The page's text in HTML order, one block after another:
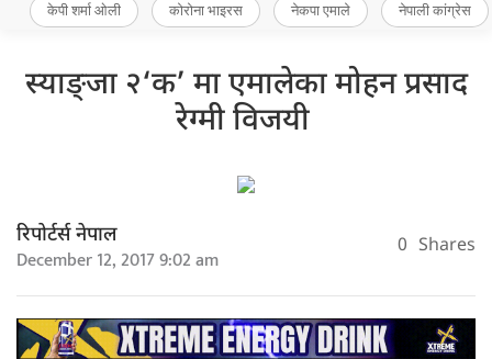
केपी शर्मा ओली कोरोना भाइरस नेकपा एमाले नेपाली कांग्रेस
स्याङ्जा २‘क’ मा एमालेका मोहन प्रसाद
रेग्मी विजयी
रिपोर्टर्स नेपाल
December 12, 2017 9:02 am 0 Shares